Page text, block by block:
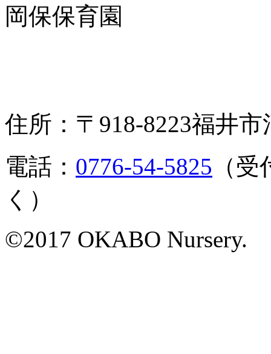
住所：〒918-8223福井市
電話： 0776-54-5825 （
く）
©2017 OKABO Nursery.